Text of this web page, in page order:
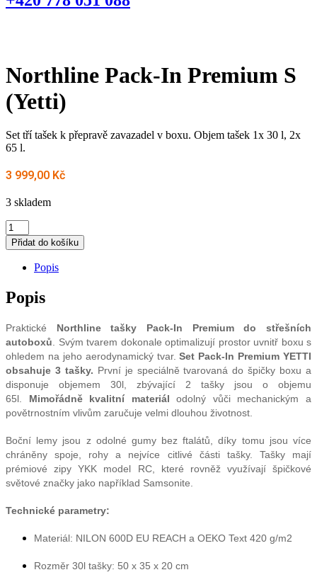
Northline Pack-In Premium S
(Yetti)
Set tří tašek k přepravě zavazadel v boxu. Objem tašek 1x 30 l, 2x
65 l.
3 999,00 Kč
3 skladem
Northline
Pack-
In
Premium
(Yetti)
množství
Přidat do košíku
Popis
Popis
Praktické Northline tašky Pack-In Premium do střešních
autoboxů . Svým tvarem dokonale optimalizují prostor uvnitř boxu s
ohledem na jeho aerodynamický tvar.Set Pack-In Premium YETTI
obsahuje 3 tašky. První je speciálně tvarovaná do špičky boxu a
disponuje objemem 30l, zbývající 2 tašky jsou o objemu
65l. Mimořádně kvalitní materiál odolný vůči mechanickým a
povětrnostním vlivům zaručuje velmi dlouhou životnost.
Boční lemy jsou z odolné gumy bez ftalátů, díky tomu jsou více
chráněny spoje, rohy a nejvíce citlivé části tašky. Tašky mají
prémiové zipy YKK model RC, které rovněž využívají špičkové
světové značky jako například Samsonite.
Technické parametry:
Materiál: NILON 600D EU REACH a OEKO Text 420 g/m2
Rozměr 30l tašky: 50 x 35 x 20 cm